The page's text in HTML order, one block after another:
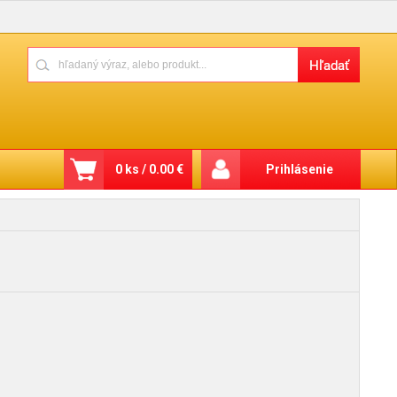
Prihlásenie
0 ks / 0.00 €